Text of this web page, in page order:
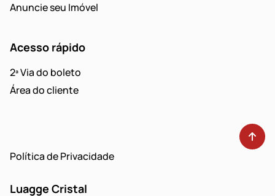
Anuncie seu Imóvel
Acesso rápido
2ª Via do boleto
Área do cliente
Política de Privacidade
Luagge Cristal